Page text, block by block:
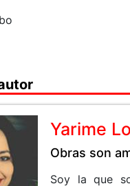
Yarime
Obras son
Soy la que